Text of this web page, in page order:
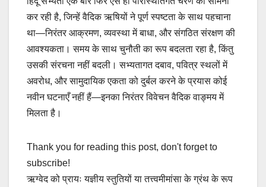
कर रही है, जिन्हें वैदिक ऋषियों ने पूर्ण स्पष्टता के साथ पहचाना
था—निरंतर आक्रमण, व्यवस्था में बाधा, और संगठित संरक्षण की
आवश्यकता। समय के साथ चुनौती का रूप बदलता रहा है, किंतु
उसकी संरचना नहीं बदली। सभ्यतागत दबाव, पवित्र स्थलों में
अवरोध, और सामुदायिक एकता को दुर्बल करने के प्रयास कोई
नवीन घटनाएँ नहीं हैं—इनका निरंतर विवेचन वैदिक वाङ्मय में
मिलता है।
Thank you for reading this post, don't forget to
subscribe!
ऋग्वेद को प्रायः यज्ञीय स्तुतियों या तत्त्वमीमांसा के ग्रंथ के रूप